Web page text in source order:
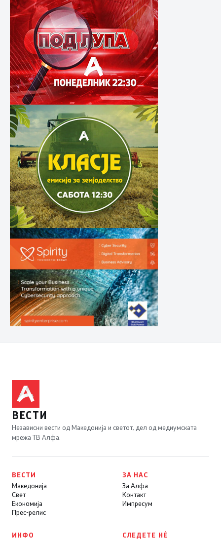
ВЕСТИ
Независни вести од Македонија и светот, дел од медиумската
мрежа ТВ Алфа.
ВЕСТИ
Македонија
Свет
Економија
Прес-релис
ЗА НАС
За Алфа
Контакт
Импресум
ИНФО СЛЕДЕТЕ НÉ